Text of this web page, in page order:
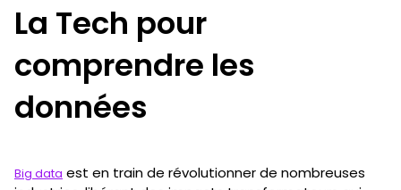
La Tech pour
comprendre les
données
Big data est en train de révolutionner de nombreuses